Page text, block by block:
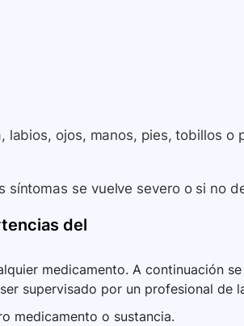
labios, ojos, manos, pies, tobillos o
se vuelve severo o si no
del
medicamento. A continuación
supervisado por un profesional de
medicamento o sustancia.